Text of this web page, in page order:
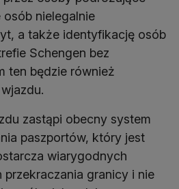
nielegalnie
a także identyfikację osób
Schengen bez
ten będzie również
zastąpi obecny system
paszportów, który jest
wiarygodnych
granicy i nie